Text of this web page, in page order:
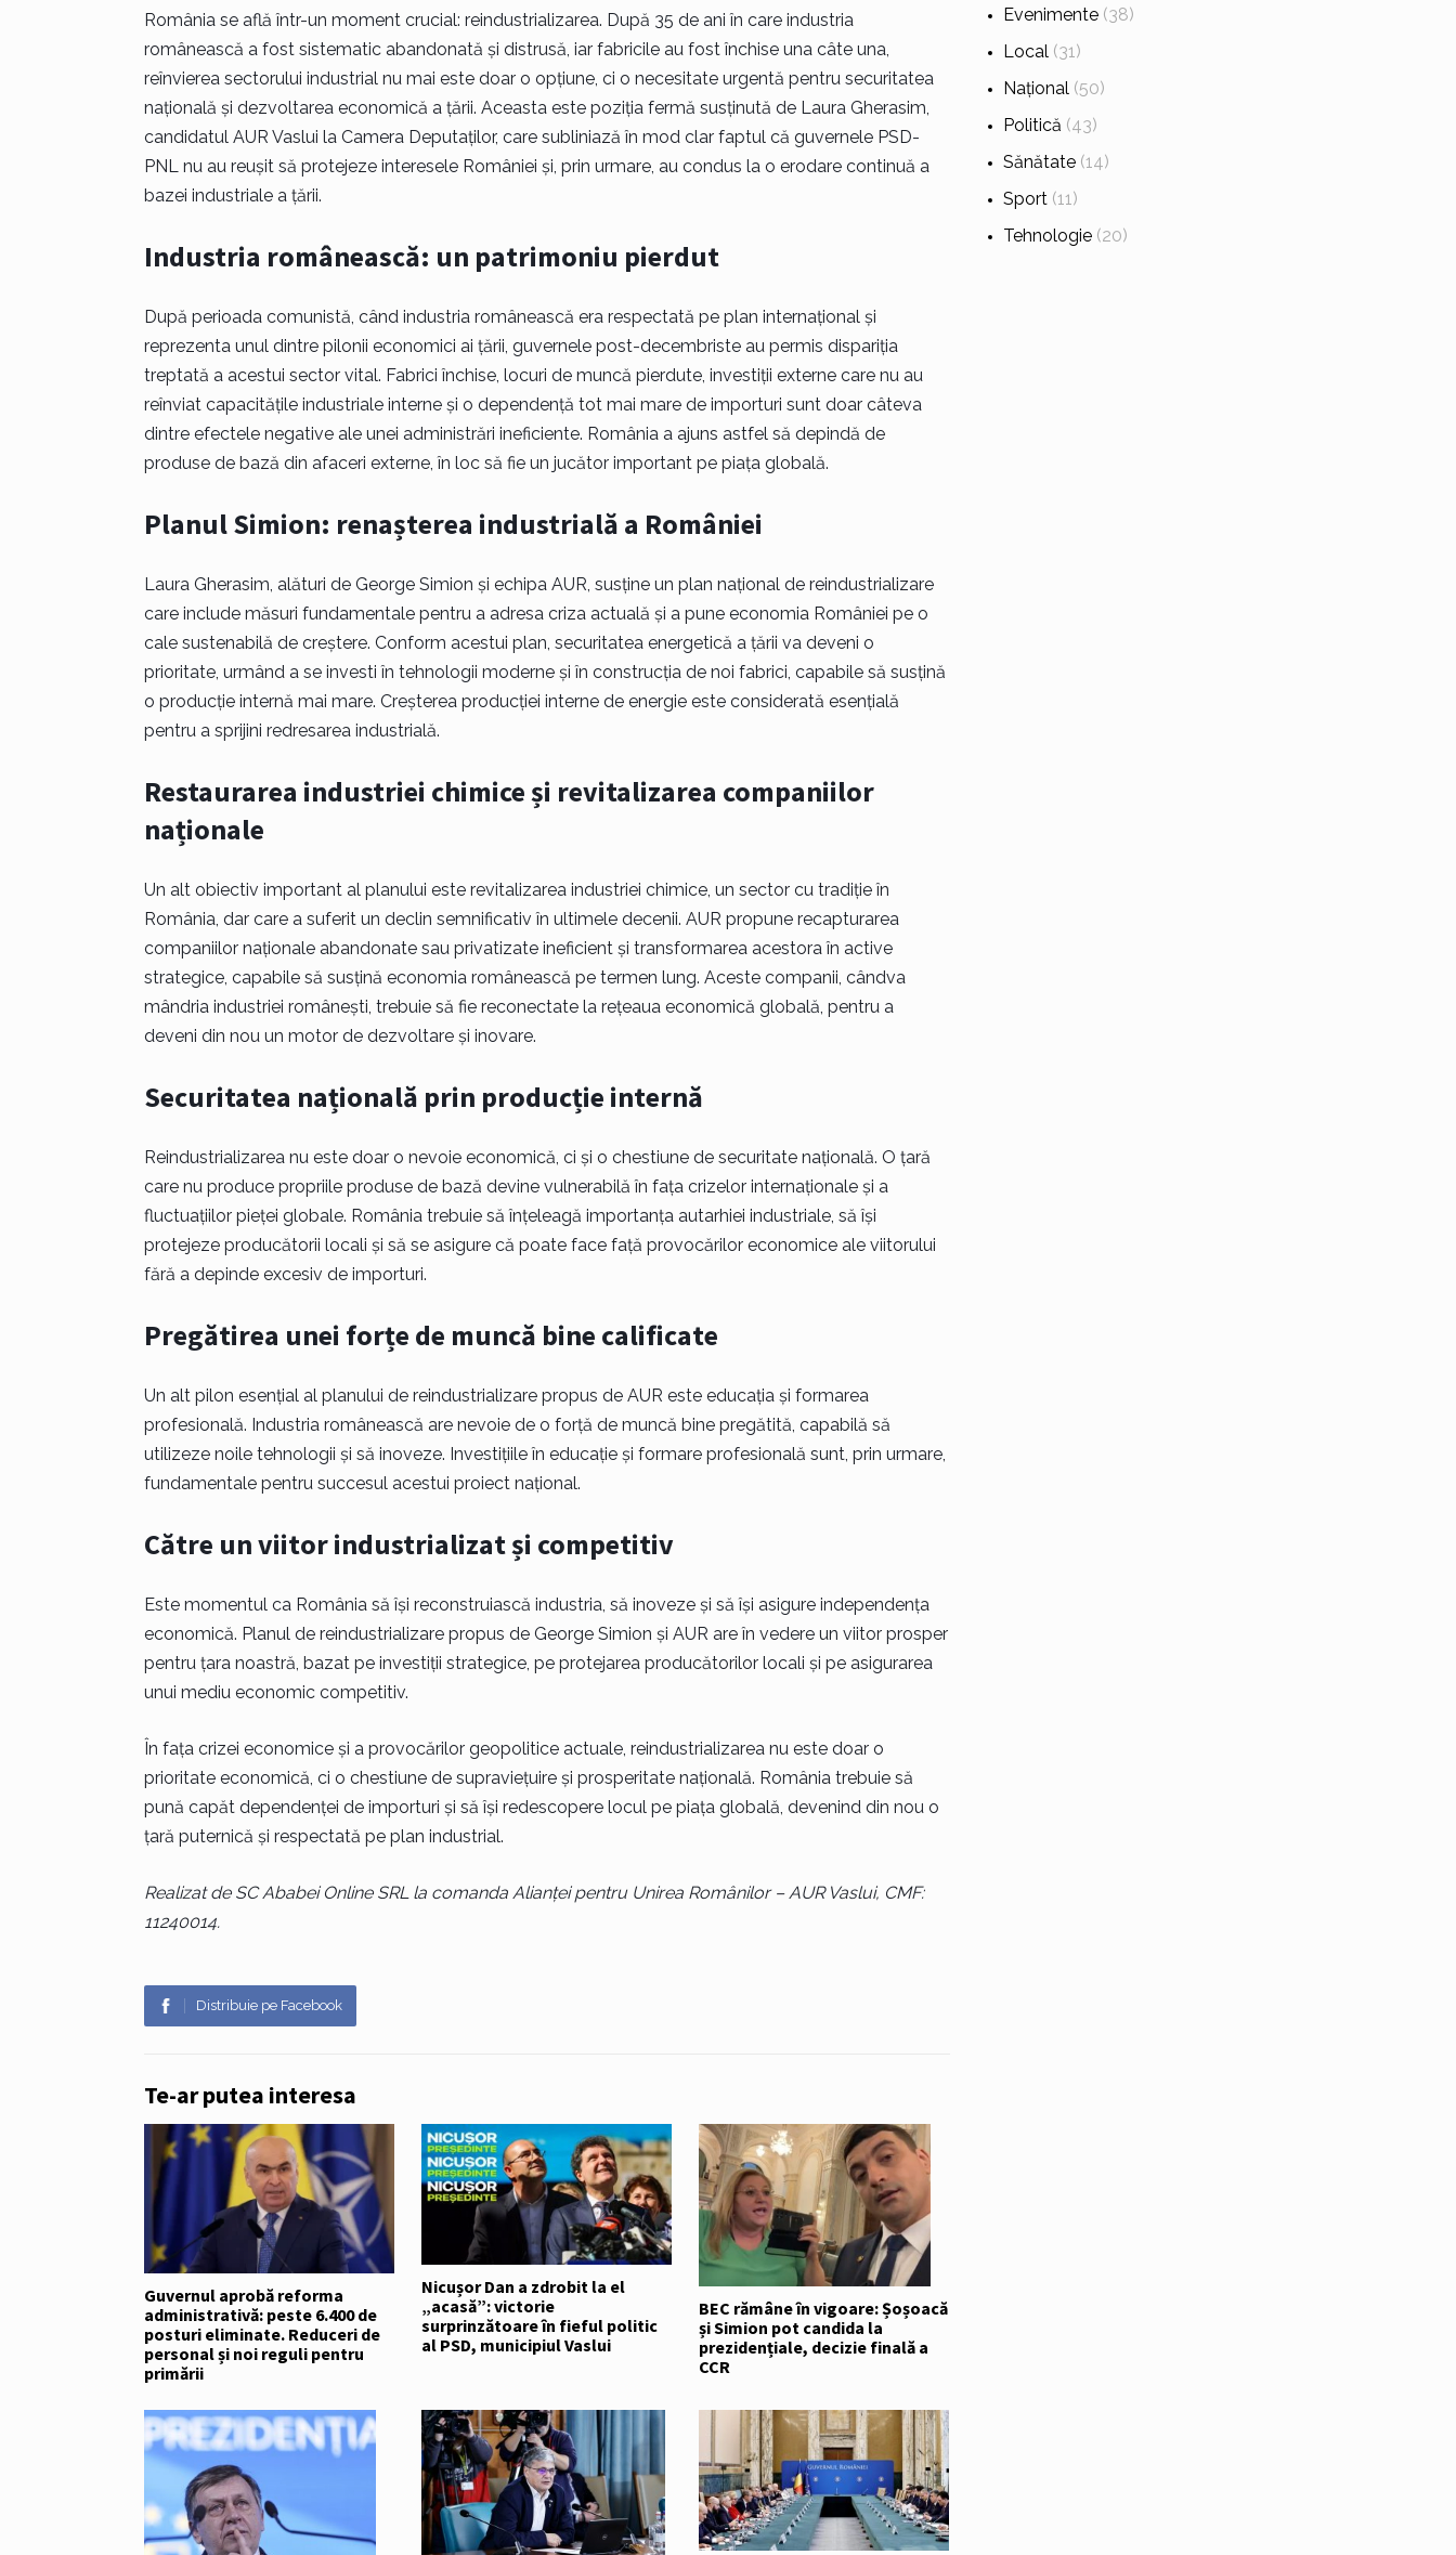
România se află într-un moment crucial: reindustrializarea. După 35 de ani în care industria
românească a fost sistematic abandonată și distrusă, iar fabricile au fost închise una câte una,
reînvierea sectorului industrial nu mai este doar o opțiune, ci o necesitate urgentă pentru securitatea
națională și dezvoltarea economică a țării. Aceasta este poziția fermă susținută de Laura Gherasim,
candidatul AUR Vaslui la Camera Deputaților, care subliniază în mod clar faptul că guvernele PSD-
PNL nu au reușit să protejeze interesele României și, prin urmare, au condus la o erodare continuă a
bazei industriale a țării.
Industria românească: un patrimoniu pierdut
După perioada comunistă, când industria românească era respectată pe plan internațional și
reprezenta unul dintre pilonii economici ai țării, guvernele post-decembriste au permis dispariția
treptată a acestui sector vital. Fabrici închise, locuri de muncă pierdute, investiții externe care nu au
reînviat capacitățile industriale interne și o dependență tot mai mare de importuri sunt doar câteva
dintre efectele negative ale unei administrări ineficiente. România a ajuns astfel să depindă de
produse de bază din afaceri externe, în loc să fie un jucător important pe piața globală.
Planul Simion: renașterea industrială a României
Laura Gherasim, alături de George Simion și echipa AUR, susține un plan național de reindustrializare
care include măsuri fundamentale pentru a adresa criza actuală și a pune economia României pe o
cale sustenabilă de creștere. Conform acestui plan, securitatea energetică a țării va deveni o
prioritate, urmând a se investi în tehnologii moderne și în construcția de noi fabrici, capabile să susțină
o producție internă mai mare. Creșterea producției interne de energie este considerată esențială
pentru a sprijini redresarea industrială.
Restaurarea industriei chimice și revitalizarea companiilor
naționale
Un alt obiectiv important al planului este revitalizarea industriei chimice, un sector cu tradiție în
România, dar care a suferit un declin semnificativ în ultimele decenii. AUR propune recapturarea
companiilor naționale abandonate sau privatizate ineficient și transformarea acestora în active
strategice, capabile să susțină economia românească pe termen lung. Aceste companii, cândva
mândria industriei românești, trebuie să fie reconectate la rețeaua economică globală, pentru a
deveni din nou un motor de dezvoltare și inovare.
Securitatea națională prin producție internă
Reindustrializarea nu este doar o nevoie economică, ci și o chestiune de securitate națională. O țară
care nu produce propriile produse de bază devine vulnerabilă în fața crizelor internaționale și a
fluctuațiilor pieței globale. România trebuie să înțeleagă importanța autarhiei industriale, să își
protejeze producătorii locali și să se asigure că poate face față provocărilor economice ale viitorului
fără a depinde excesiv de importuri.
Pregătirea unei forțe de muncă bine calificate
Un alt pilon esențial al planului de reindustrializare propus de AUR este educația și formarea
profesională. Industria românească are nevoie de o forță de muncă bine pregătită, capabilă să
utilizeze noile tehnologii și să inoveze. Investițiile în educație și formare profesională sunt, prin urmare,
fundamentale pentru succesul acestui proiect național.
Către un viitor industrializat și competitiv
Este momentul ca România să își reconstruiască industria, să inoveze și să își asigure independența
economică. Planul de reindustrializare propus de George Simion și AUR are în vedere un viitor prosper
pentru țara noastră, bazat pe investiții strategice, pe protejarea producătorilor locali și pe asigurarea
unui mediu economic competitiv.
În fața crizei economice și a provocărilor geopolitice actuale, reindustrializarea nu este doar o
prioritate economică, ci o chestiune de supraviețuire și prosperitate națională. România trebuie să
pună capăt dependenței de importuri și să își redescopere locul pe piața globală, devenind din nou o
țară puternică și respectată pe plan industrial.
Realizat de SC Ababei Online SRL la comanda Alianței pentru Unirea Românilor – AUR Vaslui, CMF:
11240014.
Distribuie pe Facebook
Te-ar putea interesa
Guvernul aprobă reforma
administrativă: peste 6.400 de
posturi eliminate. Reduceri de
personal și noi reguli pentru
primării
Nicușor Dan a zdrobit la el
„acasă”: victorie
surprinzătoare în fieful politic
al PSD, municipiul Vaslui
BEC rămâne în vigoare: Șoșoacă
și Simion pot candida la
prezidențiale, decizie finală a
CCR
Evenimente(38)
Local(31)
Național(50)
Politică (43)
Sănătate(14)
Sport(11)
Tehnologie(20)